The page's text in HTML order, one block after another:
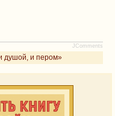
JComments
душой, и пером»